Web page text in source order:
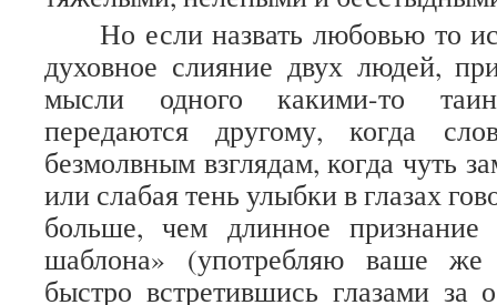
Но если назвать любовью то
духовное слияние двух людей,
мысли одного какими-то
передаются другому, когда
безмолвным взглядам, когда чуть
или слабая тень улыбки в глазах
больше, чем длинное
шаблона» (употребляю ваше же
быстро встретившись глазами